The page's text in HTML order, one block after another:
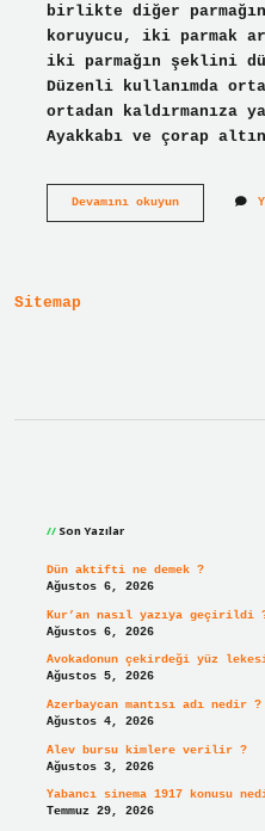
birlikte diğer
koruyucu, iki parmak
iki parmağın şeklini
Düzenli kullanımda
ortadan kaldırmanıza
Ayakkabı ve çorap
Devamını okuyunParmak
Sitemap
Son Yazılar
Dün aktifti ne demek ?
Ağustos 6, 2026
Kur’an nasıl yazıya geçirildi
Ağustos 6, 2026
Avokadonun çekirdeği yüz
Ağustos 5, 2026
Azerbaycan mantısı adı nedir ?
Ağustos 4, 2026
Alev bursu kimlere verilir ?
Ağustos 3, 2026
Yabancı sinema 1917 konusu
Temmuz 29, 2026